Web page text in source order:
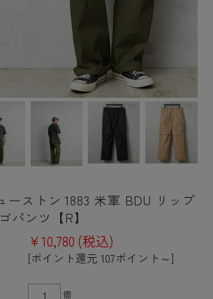
ーストン 1883 米軍 BDU リップ
パンツ【R】
¥10,780 (税込)
[ポイント還元 107ポイント～]
個